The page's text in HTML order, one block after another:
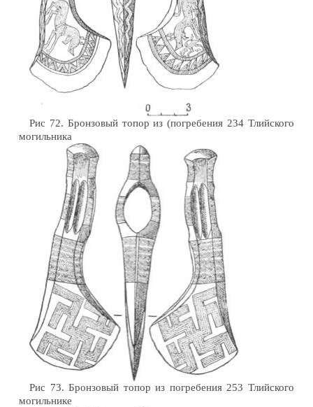
Рис 72. Бронзовый топор из (погребения 234 Тлийского
могильника
Рис 73. Бронзовый топор из погребения 253 Тлийского
могильнике